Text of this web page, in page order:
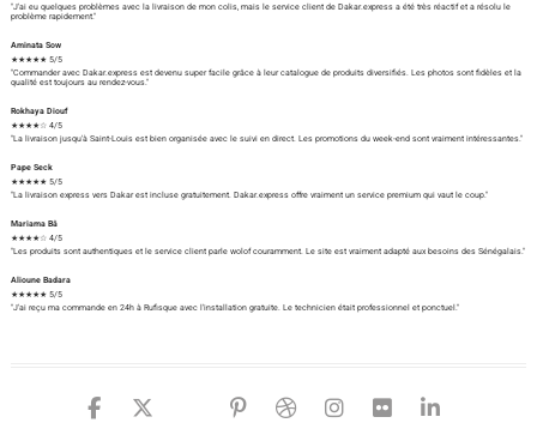
"J'ai eu quelques problèmes avec la livraison de mon colis, mais le service client de Dakar.express a été très réactif et a résolu le
problème rapidement."
Aminata Sow
★★★★★ 5/5
"Commander avec Dakar.express est devenu super facile grâce à leur catalogue de produits diversifiés. Les photos sont fidèles et la
qualité est toujours au rendez-vous."
Rokhaya Diouf
★★★★☆ 4/5
"La livraison jusqu'à Saint-Louis est bien organisée avec le suivi en direct. Les promotions du week-end sont vraiment intéressantes."
Pape Seck
★★★★★ 5/5
"La livraison express vers Dakar est incluse gratuitement. Dakar.express offre vraiment un service premium qui vaut le coup."
Mariama Bâ
★★★★☆ 4/5
"Les produits sont authentiques et le service client parle wolof couramment. Le site est vraiment adapté aux besoins des Sénégalais."
Alioune Badara
★★★★★ 5/5
"J'ai reçu ma commande en 24h à Rufisque avec l'installation gratuite. Le technicien était professionnel et ponctuel."
facebook
twitter
google
pinterest
dribbble
instagram
flickr